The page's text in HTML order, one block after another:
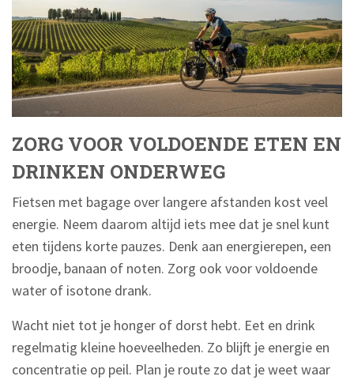
ZORG VOOR VOLDOENDE ETEN EN
DRINKEN ONDERWEG
Fietsen met bagage over langere afstanden kost veel
energie. Neem daarom altijd iets mee dat je snel kunt
eten tijdens korte pauzes. Denk aan energierepen, een
broodje, banaan of noten. Zorg ook voor voldoende
water of isotone drank.
Wacht niet tot je honger of dorst hebt. Eet en drink
regelmatig kleine hoeveelheden. Zo blijft je energie en
concentratie op peil. Plan je route zo dat je weet waar